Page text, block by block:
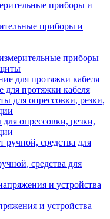
приборы и
приборы
для протяжки кабеля
опрессовки, резки,
средства для
и устройства